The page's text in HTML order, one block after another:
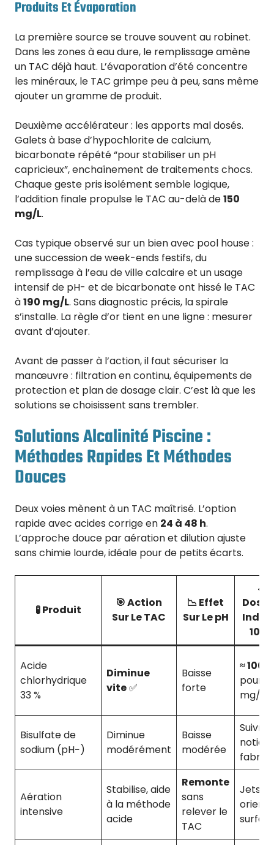
Produits Et Évaporation
La première source se trouve souvent au robinet.
Dans les zones à eau dure, le remplissage amène
un TAC déjà haut. L’évaporation d’été concentre
les minéraux, le TAC grimpe peu à peu, sans même
ajouter un gramme de produit.
Deuxième accélérateur : les apports mal dosés.
Galets à base d’hypochlorite de calcium,
bicarbonate répété “pour stabiliser un pH
capricieux”, enchaînement de traitements chocs.
Chaque geste pris isolément semble logique,
l’addition finale propulse le TAC au-delà de150
mg/L.
Cas typique observé sur un bien avec pool house :
une succession de week-ends festifs, du
remplissage à l’eau de ville calcaire et un usage
intensif de pH- et de bicarbonate ont hissé le TAC
à190 mg/L. Sans diagnostic précis, la spirale
s’installe. La règle d’or tient en une ligne : mesurer
avant d’ajouter.
Avant de passer à l’action, il faut sécuriser la
manœuvre : filtration en continu, équipements de
protection et plan de dosage clair. C’est là que les
solutions se choisissent sans trembler.
Solutions Alcalinité Piscine :
Méthodes Rapides Et Méthodes
Douces
Deux voies mènent à un TAC maîtrisé. L’option
rapide avec acides corrige en 24 à 48 h.
L’approche douce par aération et dilution ajuste
sans chimie lourde, idéale pour de petits écarts.
🧪 Produit
🎯 Action
Sur Le TAC
📉 Effet
Sur Le pH
📏
10
Acide
chlorhydrique
33 %
Diminue
vite✅
Baisse
forte
≈ 100
pour
mg/L
Bisulfate de
sodium (pH−)
Diminue
modérément
Baisse
modérée
Suivre
notice
Aération
intensive
Stabilise, aide
à la méthode
acide
Remonte
sans
relever le
TAC
Jets